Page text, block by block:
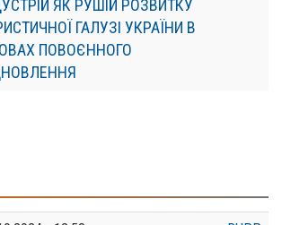
ЯК РУШІЙ РОЗВИТКУ
ГАЛУЗІ УКРАЇНИ В
ПОВОЄННОГО